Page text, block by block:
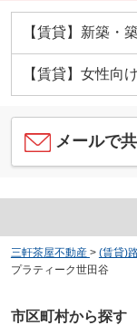
【賃貸】新築・
【賃貸】女性向
メールで
三軒茶屋不動産 > (賃貸)
プラティーク世田谷
市区町村から探す